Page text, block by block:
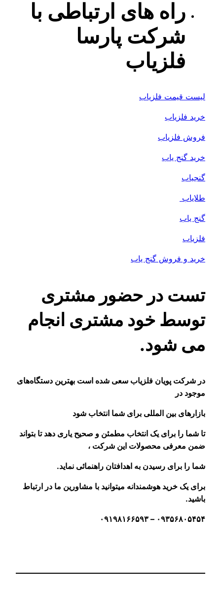
راه های ارتباطی با
شرکت پارسا
فلزیاب
لیست قیمت فلزیاب
خرید فلزیاب
فروش فلزیاب
خرید گنج یاب
گنجیاب
طلایاب
گنج یاب
فلزیاب
خرید و فروش گنج یاب
تست در حضور مشتری
توسط خود مشتری انجام
می شود.
در شرکت پویان فلزیاب سعی شده است بهترین دستگاه‌های
موجود در
بازار‌های بین المللی برای شما انتخاب شود
تا شما را برای یک انتخاب مطمئن و صحیح یاری دهد تا بتواند
ضمن معرفی محصولات این شرکت ،
شما را برای رسیدن به اهدافتان راهنمائی نماید.
برای یک خرید هوشمندانه میتوانید با مشاورین ما در ارتباط
باشید.
۰۹۳۵۶۸۰۵۴۵۴ – ۰۹۱۹۸۱۶۶۵۹۳